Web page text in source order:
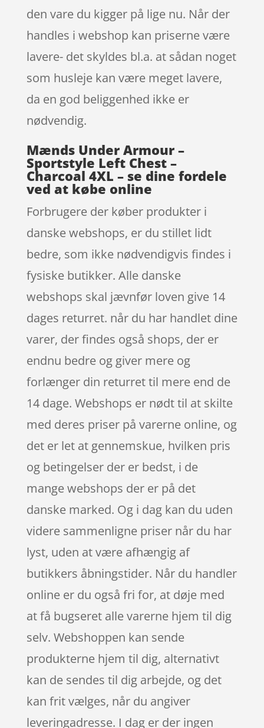
den vare du kigger på lige nu. Når der
handles i webshop kan priserne være
lavere- det skyldes bl.a. at sådan noget
som husleje kan være meget lavere,
da en god beliggenhed ikke er
nødvendig.
Mænds Under Armour –
Sportstyle Left Chest –
Charcoal 4XL – se dine fordele
ved at købe online
Forbrugere der køber produkter i
danske webshops, er du stillet lidt
bedre, som ikke nødvendigvis findes i
fysiske butikker. Alle danske
webshops skal jævnfør loven give 14
dages returret. når du har handlet dine
varer, der findes også shops, der er
endnu bedre og giver mere og
forlænger din returret til mere end de
14 dage. Webshops er nødt til at skilte
med deres priser på varerne online, og
det er let at gennemskue, hvilken pris
og betingelser der er bedst, i de
mange webshops der er på det
danske marked. Og i dag kan du uden
videre sammenligne priser når du har
lyst, uden at være afhængig af
butikkers åbningstider. Når du handler
online er du også fri for, at døje med
at få bugseret alle varerne hjem til dig
selv. Webshoppen kan sende
produkterne hjem til dig, alternativt
kan de sendes til dig arbejde, og det
kan frit vælges, når du angiver
leveringadresse. I dag er der ingen